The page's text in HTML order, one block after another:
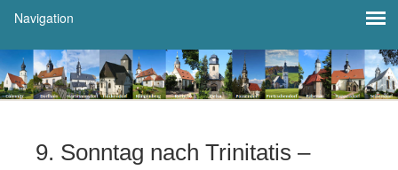
9. Sonntag nach Trinitatis –